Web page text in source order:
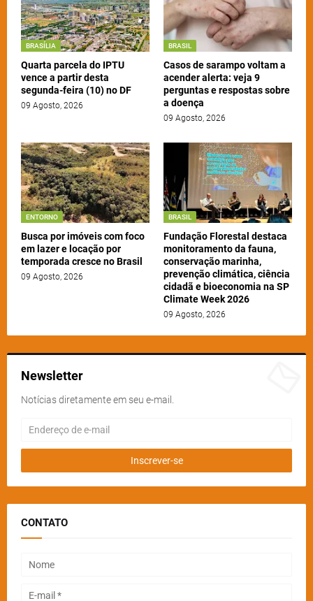
BRASÍLIA
Quarta parcela do IPTU
vence a partir desta
segunda-feira (10) no DF
09 Agosto, 2026
BRASIL
Casos de sarampo voltam a
acender alerta: veja 9
perguntas e respostas sobre
a doença
09 Agosto, 2026
ENTORNO
Busca por imóveis com foco
em lazer e locação por
temporada cresce no Brasil
09 Agosto, 2026
BRASIL
Fundação Florestal destaca
monitoramento da fauna,
conservação marinha,
prevenção climática, ciência
cidadã e bioeconomia na SP
Climate Week 2026
09 Agosto, 2026
Newsletter
Notícias diretamente em seu e-mail.
CONTATO